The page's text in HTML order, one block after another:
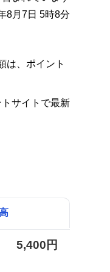
8月7日 5時8分
は、ポイント
サイトで最新
5,400円